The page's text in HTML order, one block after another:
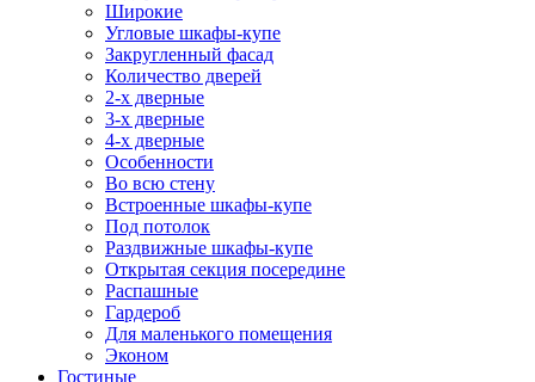
Широкие
Угловые шкафы-купе
Закругленный фасад
Количество дверей
2-х дверные
3-х дверные
4-х дверные
Особенности
Во всю стену
Встроенные шкафы-купе
Под потолок
Раздвижные шкафы-купе
Открытая секция посередине
Распашные
Гардероб
Для маленького помещения
Эконом
Гостиные